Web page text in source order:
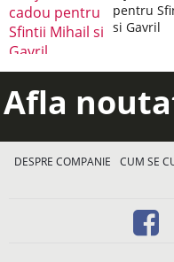
pentru
si Gavril
Afla
DESPRE COMPANIE CUM SE